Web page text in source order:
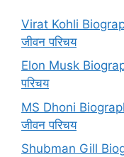
Virat Kohli
जीवन परिचय
Elon Musk
परिचय
MS Dhoni
जीवन परिचय
Shubman Gill